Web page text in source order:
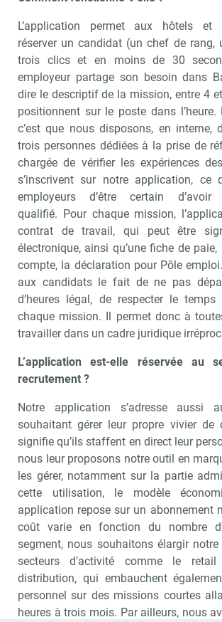
L’application permet aux hôtels et
réserver un candidat (un chef de rang,
trois clics et en moins de 30
employeur partage son besoin dans
dire le descriptif de la mission, entre 4
positionnent sur le poste dans l’heure.
c’est que nous disposons, en interne,
trois personnes dédiées à la prise de
chargée de vérifier les expériences
s’inscrivent sur notre application, ce
employeurs d’être certain
qualifié. Pour chaque mission,
contrat de travail, qui peut être
électronique, ainsi qu’une fiche de
compte, la déclaration pour Pôle
aux candidats le fait de ne pas
d’heures légal, de respecter le
chaque mission. Il permet donc à
travailler dans un cadre juridique
L’application est-elle réservée au
recrutement ?
Notre application s’adresse aussi
souhaitant gérer leur propre vivier de
signifie qu’ils staffent en direct leur
nous leur proposons notre outil en
les gérer, notamment sur la partie
cette utilisation, le modèle
application repose sur un abonnement
coût varie en fonction du nombre
segment, nous souhaitons élargir notre
secteurs d’activité comme le
distribution, qui embauchent
personnel sur des missions courtes
heures à trois mois. Par ailleurs, nous